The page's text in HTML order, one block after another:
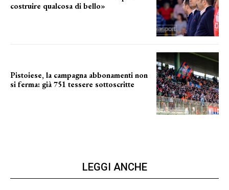
costruire qualcosa di bello»
Pistoiese, la campagna abbonamenti non
si ferma: già 751 tessere sottoscritte
LEGGI ANCHE